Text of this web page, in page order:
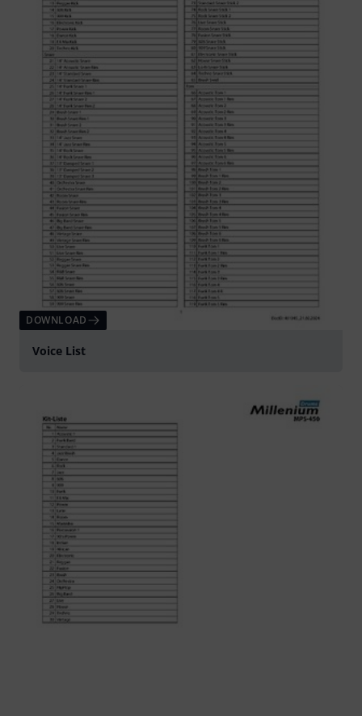
DOWNLOAD
Voice List